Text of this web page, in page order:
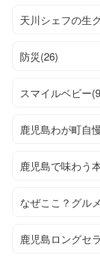
天川シェフの生
防災(26)
スマイルベビー
鹿児島わが町自
鹿児島で味わう
なぜここ？グル
鹿児島ロングセ